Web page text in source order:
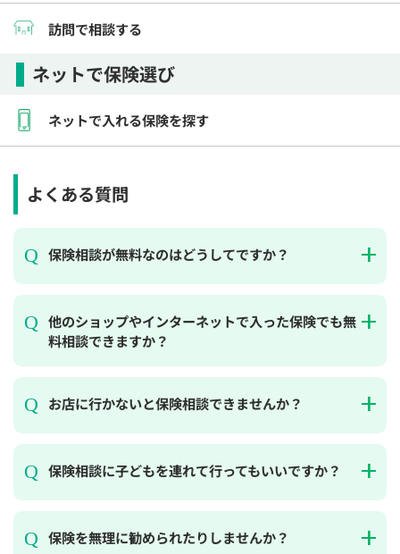
訪問で相談する
ネットで保険選び
ネットで入れる保険を探す
よくある質問
保険相談が無料なのはどうしてですか？
他のショップやインターネットで入った保険でも無
料相談できますか？
お店に行かないと保険相談できませんか？
保険相談に子どもを連れて行ってもいいですか？
保険を無理に勧められたりしませんか？